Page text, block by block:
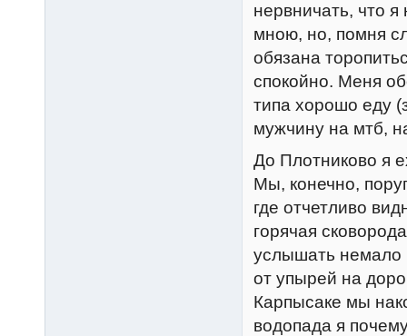
нервничать, что
мною, но, помня
обязана
спокойно. Меня
типа хорошо еду
мужчину на мтб,
До Плотниково я
Мы, конечно,
где отчетливо
горячая
услышать немало
от упырей на
Карпысаке мы
водопада я